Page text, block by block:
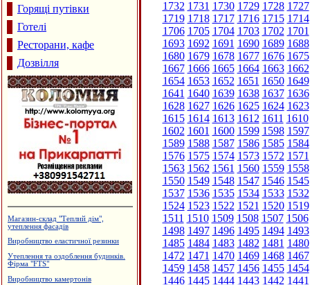
Горящі путівки
Готелі
Ресторани, кафе
Дозвілля
Магазин-склад "Теплий дім",
утеплення фасадів
Виробництво еластичної резинки
Утеплення та оздоблення будинків.
Фірма "FTS"
Виробництво камертонів
1732 1731 1730 1729 1728 1727
1719 1718 1717 1716 1715 1714
1706 1705 1704 1703 1702 1701
1693 1692 1691 1690 1689 1688
1680 1679 1678 1677 1676 1675
1667 1666 1665 1664 1663 1662
1654 1653 1652 1651 1650 1649
1641 1640 1639 1638 1637 1636
1628 1627 1626 1625 1624 1623
1615 1614 1613 1612 1611 1610
1602 1601 1600 1599 1598 1597
1589 1588 1587 1586 1585 1584
1576 1575 1574 1573 1572 1571
1563 1562 1561 1560 1559 1558
1550 1549 1548 1547 1546 1545
1537 1536 1535 1534 1533 1532
1524 1523 1522 1521 1520 1519
1511 1510 1509 1508 1507 1506
1498 1497 1496 1495 1494 1493
1485 1484 1483 1482 1481 1480
1472 1471 1470 1469 1468 1467
1459 1458 1457 1456 1455 1454
1446 1445 1444 1443 1442 1441